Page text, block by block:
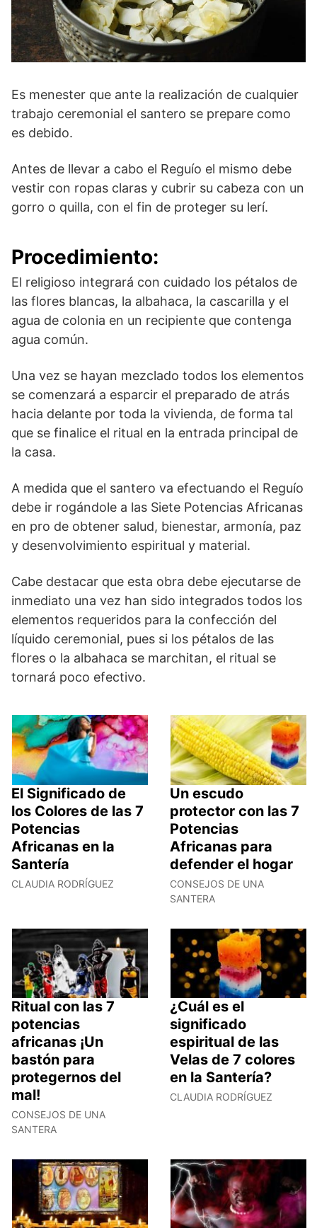
Es menester que ante la realización de cualquier
trabajo ceremonial el santero se prepare como
es debido.
Antes de llevar a cabo el Reguío el mismo debe
vestir con ropas claras y cubrir su cabeza con un
gorro o quilla, con el fin de proteger su lerí.
Procedimiento:
El religioso integrará con cuidado los pétalos de
las flores blancas, la albahaca, la cascarilla y el
agua de colonia en un recipiente que contenga
agua común.
Una vez se hayan mezclado todos los elementos
se comenzará a esparcir el preparado de atrás
hacia delante por toda la vivienda, de forma tal
que se finalice el ritual en la entrada principal de
la casa.
A medida que el santero va efectuando el Reguío
debe ir rogándole a las Siete Potencias Africanas
en pro de obtener salud, bienestar, armonía, paz
y desenvolvimiento espiritual y material.
Cabe destacar que esta obra debe ejecutarse de
inmediato una vez han sido integrados todos los
elementos requeridos para la confección del
líquido ceremonial, pues si los pétalos de las
flores o la albahaca se marchitan, el ritual se
tornará poco efectivo.
El Significado de
los Colores de las 7
Potencias
Africanas en la
Santería
CLAUDIA RODRÍGUEZ
Un escudo
protector con las 7
Potencias
Africanas para
defender el hogar
CONSEJOS DE UNA
SANTERA
Ritual con las 7
potencias
africanas ¡Un
bastón para
protegernos del
mal!
CONSEJOS DE UNA
SANTERA
¿Cuál es el
significado
espiritual de las
Velas de 7 colores
en la Santería?
CLAUDIA RODRÍGUEZ